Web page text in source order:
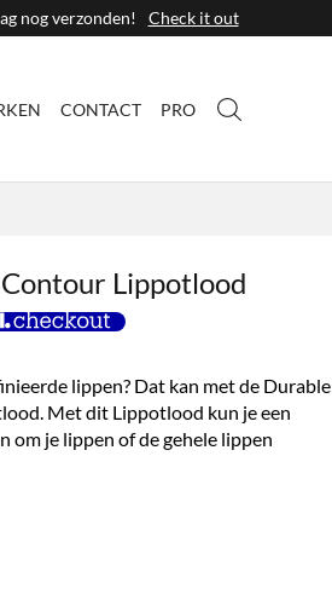
nog verzonden! Check it out
CONTACT PRO
Lippotlood
lippen? Dat kan met de Durable
Met dit Lippotlood kun je een
om je lippen of de gehele lippen